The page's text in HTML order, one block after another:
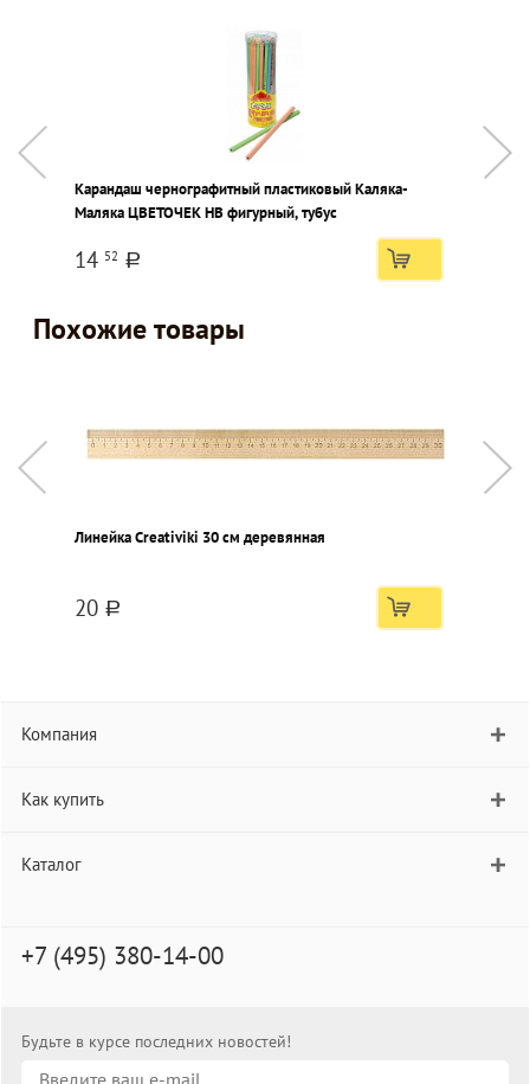
Карандаш чернографитный пластиковый Каляка-
Маляка ЦВЕТОЧЕК НВ фигурный, тубус
14 52 a
Похожие товары
Линейка Creativiki 30 см деревянная
20 a
Компания
Как купить
Каталог
+7 (495) 380-14-00
Будьте в курсе последних новостей!